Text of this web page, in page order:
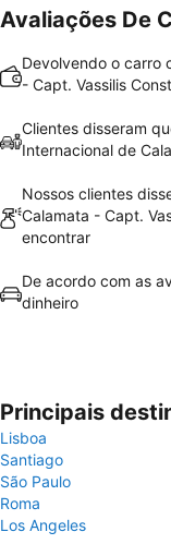
Avaliações De
Devolvendo o carro
- Capt. Vassilis
Clientes disseram
Internacional de
Nossos clientes
Calamata - Capt.
encontrar
De acordo com as
dinheiro
Principais
Lisboa
Santiago
São Paulo
Roma
Los Angeles